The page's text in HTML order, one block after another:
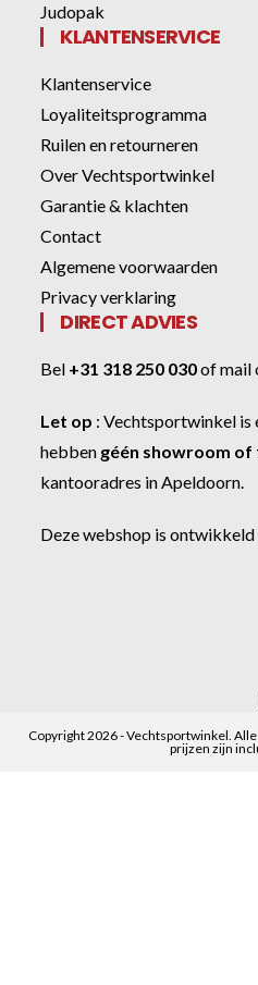
Judopak
KLANTENSERVICE
Klantenservice
Loyaliteitsprogramma
Ruilen en retourneren
Over Vechtsportwinkel
Garantie & klachten
Contact
Algemene voorwaarden
Privacy verklaring
DIRECT ADVIES
Bel +31 318 250 030ofmail
Let op :Vechtsportwinkel is
hebben géén showroom of
kantooradres in Apeldoorn.
Deze webshop is
Copyright 2026 - Vechtsportwinkel.
prijzen zijn